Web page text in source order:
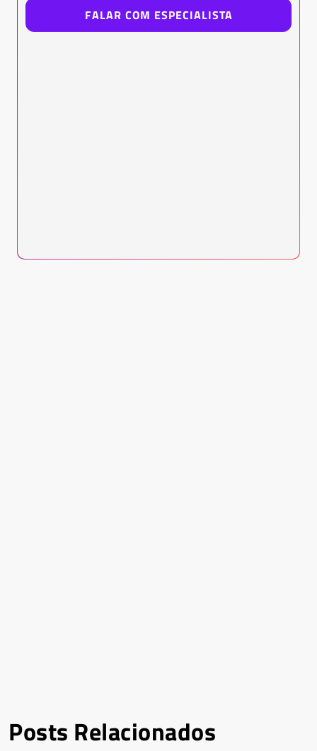
FALAR COM ESPECIALISTA
Posts Relacionados